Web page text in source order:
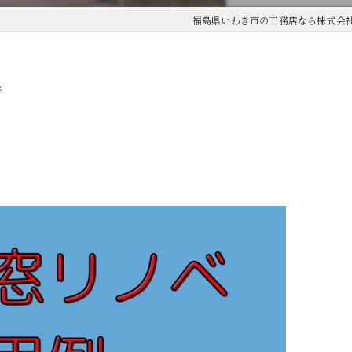
福島県いわき市の工務店なら株式会